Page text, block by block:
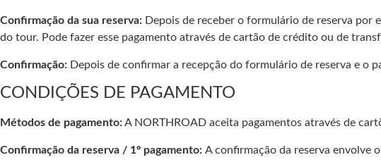
Confirmação da sua reserva: Depois de receber o formulário de reserva por
do tour. Pode fazer esse pagamento através de cartão de crédito ou de
Confirmação: Depois de confirmar a recepção do formulário de reserva e o
CONDIÇÕES DE PAGAMENTO
Métodos de pagamento:A NORTHROAD aceita pagamentos através de
Confirmação da reserva / 1º pagamento: A confirmação da reserva envolve